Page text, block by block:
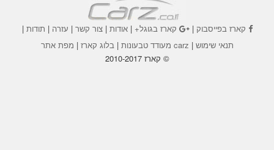
קארז בפייסבוק| קארז בגוגל+|אודות |צור קשר | עזרה | תודות |
תנאי שימוש | carz מעודד טבעונות | בלוג קארז | מפת אתר
© קארז 2010-2017